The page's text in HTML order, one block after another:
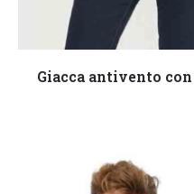
Leggi
Giacca antivento